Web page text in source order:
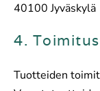
40100 Jyväskylä
4.
Tuotteiden